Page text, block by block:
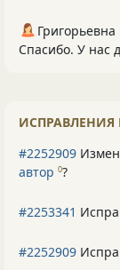
Григорьевна
Спасибо. У нас
ИСПРАВЛЕНИЯ
#2252909
автор 0?
#2253341
#2252909